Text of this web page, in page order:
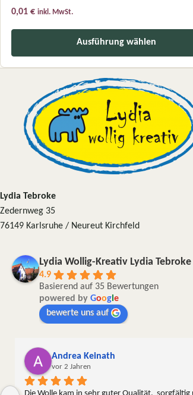
0,01 € inkl. MwSt.
Ausführung wählen
Dieses Produkt weist mehrere Varianten auf.
Lydia Tebroke
Zedernweg 35
76149 Karlsruhe / Neureut Kirchfeld
Lydia Wollig-Kreativ Lydia Tebroke
4.9
Basierend auf 35 Bewertungen
powered by Goog e
bewerte uns auf
Andrea Keinath
vor 2 Jahren
Die Wolle kam in sehr guter Qualität,  sorgfältig